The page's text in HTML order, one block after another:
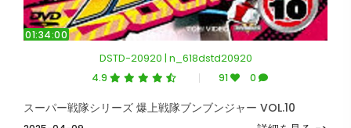
01:34:00
DSTD-20920 | n_618dstd20920
4.9 91 0
スーパー戦隊シリーズ 爆上戦隊ブンブンジャー VOL.10